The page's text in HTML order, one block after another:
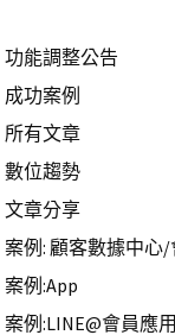
功能調整公告
成功案例
所有文章
數位趨勢
文章分享
案例: 顧客數據中心
案例:App
案例:LINE@會員應用